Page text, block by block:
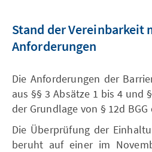
Stand der Vereinbarkeit
Anforderungen
Die Anforderungen der
aus §§ 3 Absätze 1 bis 4 und
der Grundlage von § 12d
Die Überprüfung der
beruht auf einer im